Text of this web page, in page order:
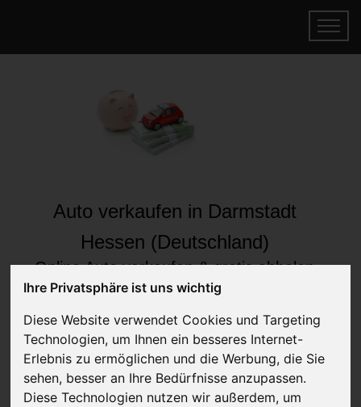
Ihre Privatsphäre ist uns wichtig
Diese Website verwendet Cookies und Targeting
Technologien, um Ihnen ein besseres Internet-
Erlebnis zu ermöglichen und die Werbung, die Sie
sehen, besser an Ihre Bedürfnisse anzupassen.
Diese Technologien nutzen wir außerdem, um
Auto verkaufen in Darmstadt
Hessen (Deutschland)
Online Auto verkaufen & gratis abholen
lassen